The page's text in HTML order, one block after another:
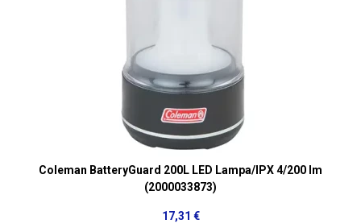
Coleman BatteryGuard 200L LED Lampa/IPX 4/200 lm
(2000033873)
17,31 €